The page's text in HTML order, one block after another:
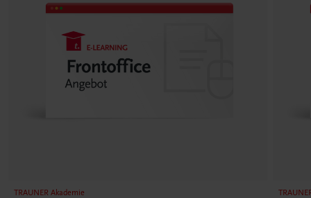
TRAUNER Akademie